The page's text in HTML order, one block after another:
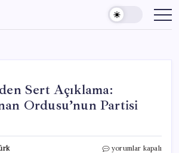
Sert Açıklama:
Ordusu’nun Partisi
Özgür
yorumlar kapalı